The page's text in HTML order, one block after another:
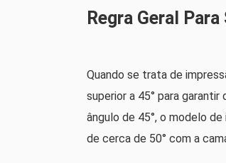
Regra Geral
Quando se trata de
superior a 45° para
ângulo de 45°, o modelo
de cerca de 50° com a